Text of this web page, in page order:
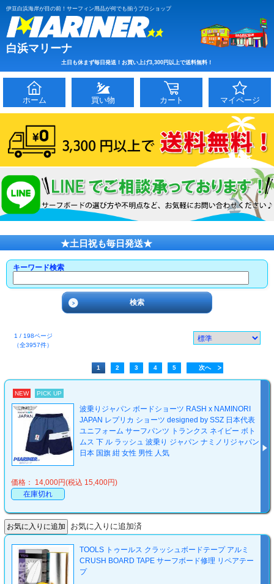
伊豆白浜海岸が目の前！サーフィン用品が何でも揃うプロショップ
白浜マリーナ
土日も休まず毎日発送！お買い上げ3,300円以上で送料無料！
ホーム 買い物 カート マイページ
★土日祝も毎日発送★
キーワード検索
1 / 198ページ
（全3957件）
1 2 3 4 5 次へ
NEW PICK UP
波乗りジャパン ボードショーツ RASH x NAMINORI
JAPAN レプリカ ショーツ designed by SSZ 日本代表
ユニフォーム サーフパンツ トランクス ネイビー ボト
ムス 下 ル ラッシュ 波乗り ジャパン ナミノリジャパン
日本 国旗 紺 女性 男性 人気
価格： 14,000円(税込 15,400円)
在庫切れ
お気に入りに追加済
TOOLS トゥールス クラッシュボードテープ アルミ
CRUSH BOARD TAPE サーフボード修理 リペアテー
プ